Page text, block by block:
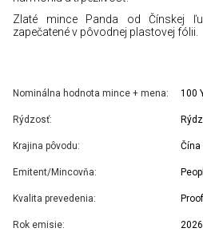
Zlaté mince Panda od Čínskej
zapečatené v pôvodnej plastovej fólii.
Nominálna hodnota mince + mena: 100
Rýdzosť:
Krajina pôvodu: Čína
Emitent/Mincovňa:
Kvalita prevedenia: Proof
Rok emisie: 2026